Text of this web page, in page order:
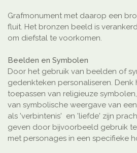
Grafmonument met daarop een
fluit. Het bronzen beeld is
om diefstal te voorkomen.
Beelden en Symbolen
Door het gebruik van beelden of
gedenkteken personaliseren. Denk
toepassen van religieuze
van symbolische weergave van
als 'verbintenis' en 'liefde' zijn
geven door bijvoorbeeld gebruik
met personages in een specifieke